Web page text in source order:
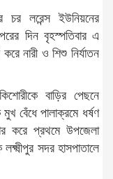
লরেন্স ইউনিয়নের
দিন বৃহস্পতিবার এ
নারী ও শিশু নির্যাতন
বাড়ির পেছনে
বেঁধে পালাক্রমে ধর্ষণ
করে প্রথমে উপজেলা
সদর হাসপাতালে